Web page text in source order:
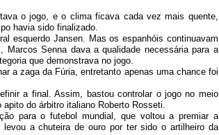
o jogo, e o clima ficava cada vez mais quente,
havia sido finalizado.
esquerdo Jansen. Mas os espanhóis continuavam
Marcos Senna dava a qualidade necessária para a
que demonstrava no jogo.
a zaga da Fúria, entretanto apenas uma chance foi
a final. Assim, bastou controlar o jogo no meio
do árbitro italiano Roberto Rosseti.
para o futebol mundial, que voltou a premiar a
a chuteira de ouro por ter sido o artilheiro da